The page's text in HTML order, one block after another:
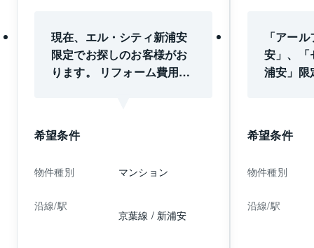
現在、エル・シティ新浦安
限定でお探しのお客様がお
ります。 リフォーム費用込
おりましたら、不動産の無
相談いただければと思いま
希望条件
物件種別 マンション
沿線/駅
京葉線 / 新浦安
「アー
安」、「
浦安」限
ンを限定
されてお
りますの
希望条件
物件種別
沿線/駅